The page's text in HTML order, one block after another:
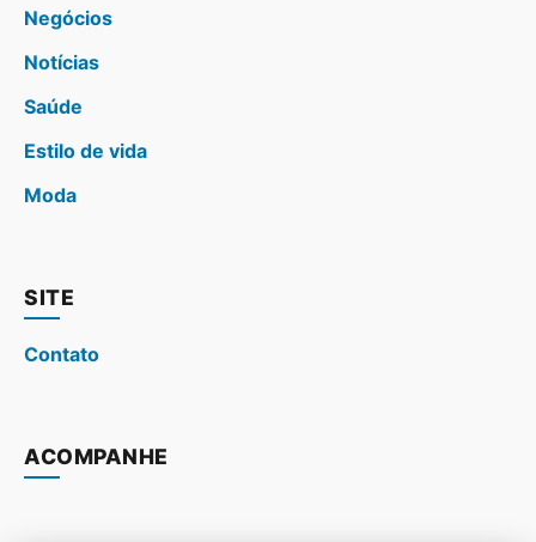
Negócios
Notícias
Saúde
Estilo de vida
Moda
SITE
Contato
ACOMPANHE